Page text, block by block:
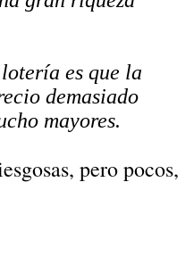
es que la
demasiado
mayores.
pero pocos,